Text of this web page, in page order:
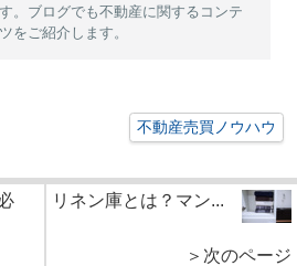
。ブログでも不動産に関するコンテ
をご紹介します。
不動産売買ノウハウ
リネン庫とは？マン...
＞次のページ